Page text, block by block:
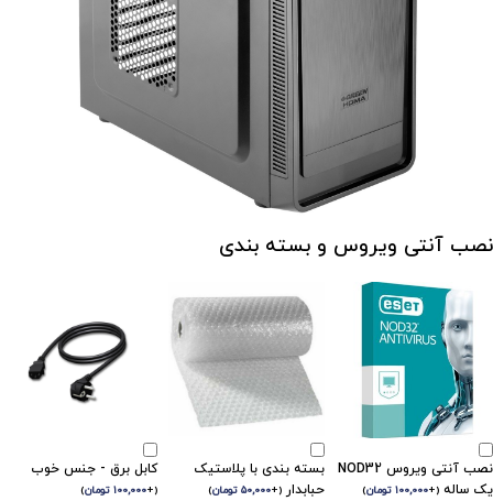
نصب آنتی ویروس و بسته بندی
نصب آنتی ویروس NOD32
یک ساله (
+۱۰۰,۰۰۰ تومان)
بسته بندی با پلاستیک
حبابدار (
+۵۰,۰۰۰ تومان)
کابل برق - جنس خوب
(
+۱۰۰,۰۰۰ تومان)